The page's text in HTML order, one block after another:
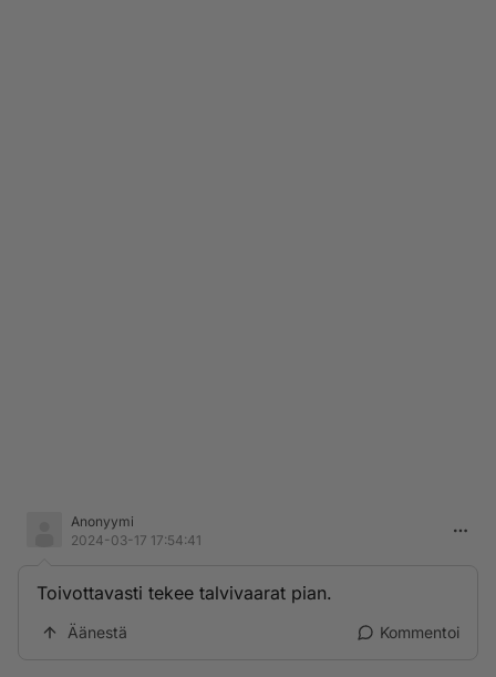
Anonyymi
2024-03-17 17:54:41
Toivottavasti tekee talvivaarat pian.
Äänestä Kommentoi